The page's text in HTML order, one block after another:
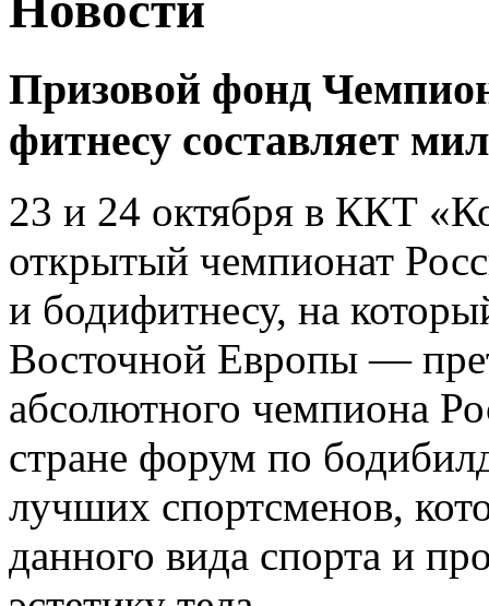
Призовой фонд
фитнесу составляет
23 и 24 октября в ККТ
открытый чемпионат
и бодифитнесу, на
Восточной Европы —
абсолютного чемпиона
стране форум по
лучших спортсменов,
данного вида спорта и